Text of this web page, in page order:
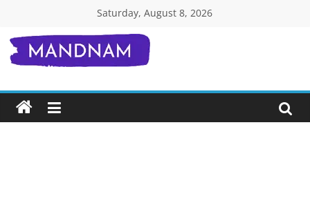
content
Saturday, August 8, 2026
Mandnam.com
जाने
एक-